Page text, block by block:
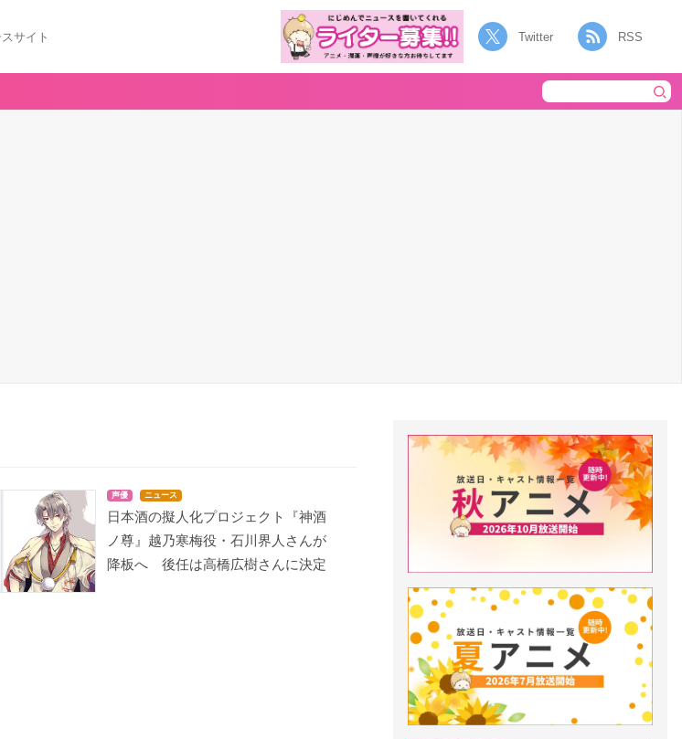
サイト Twitter RSS
声優 ニュース
日本酒の擬人化プロジェクト『神酒
ノ尊』越乃寒梅役・石川界人さんが
降板へ 後任は高橋広樹さんに決定